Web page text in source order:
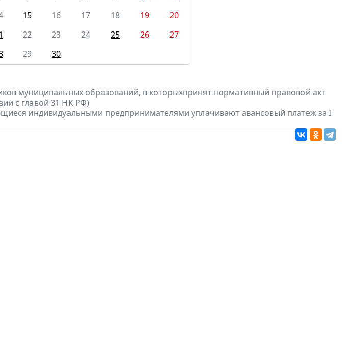
15 16 17 18 19
20
22 23 24 25 26
27
29 30
муниципальных образований, в которыхпринят нормативный правовой акт
с главой 31 НК РФ)
индивидуальными предпринимателями уплачивают авансовый платеж за I